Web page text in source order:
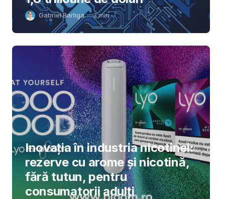
Gabriel Barliga 3min
Inovația în industria nicotinei:
rezerve cu arome și nicotină,
fără tutun, pentru
consumatorii adulți